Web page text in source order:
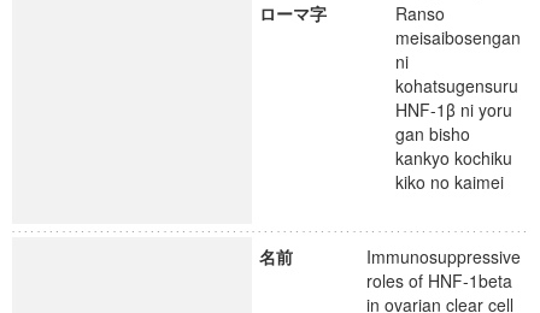
ローマ字
Ranso
meisaibosengan
ni
kohatsugensuru
HNF-1β ni yoru
gan bisho
kankyo kochiku
kiko no kaimei
名前
Immunosuppressive
roles of HNF-1beta
in ovarian clear cell